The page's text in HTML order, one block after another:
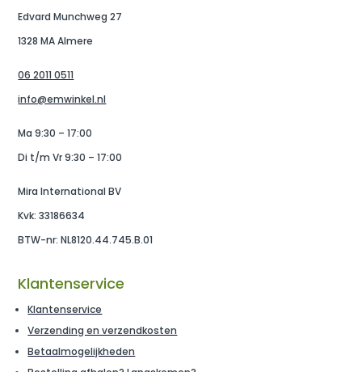
Edvard Munchweg 27
1328 MA Almere
06 2011 0511
info@emwinkel.nl
Ma 9:30 – 17:00
Di t/m Vr 9:30 – 17:00
Mira International BV
Kvk: 33186634
BTW-nr: NL8120.44.745.B.01
Klantenservice
Klantenservice
Verzending en verzendkosten
Betaalmogelijkheden